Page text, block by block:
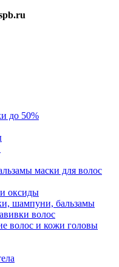
до 50%
маски для волос
оксиды
шампуни, бальзамы
волос
волос и кожи головы